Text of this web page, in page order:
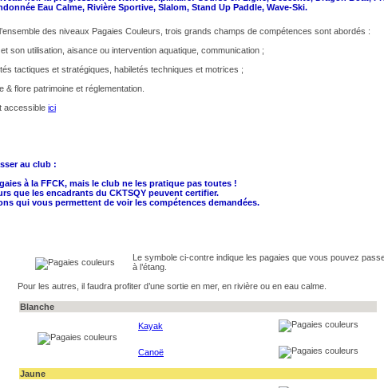
Eau Calme, Rivière Sportive, Slalom, Stand Up Paddle, Wave-Ski.
des niveaux Pagaies Couleurs, trois grands champs de compétences sont abordés :
son utilisation, aisance ou intervention aquatique, communication ;
tactiques et stratégiques, habiletés techniques et motrices ;
& flore patrimoine et réglementation.
accessible ici
au club :
à la FFCK, mais le club ne les pratique pas toutes !
que les encadrants du CKTSQY peuvent certifier.
qui vous permettent de voir les compétences demandées.
Le symbole ci-contre indique les pagaies que vous pouvez
à l’étang.
Pour les autres, il faudra profiter d’une sortie en mer, en rivière ou en eau calme.
Blanche
Kayak
Canoë
Jaune